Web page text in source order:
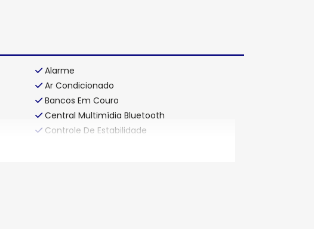
Alarme
Ar Condicionado
Bancos Em Couro
Central Multimídia Bluetooth
Controle De Estabilidade